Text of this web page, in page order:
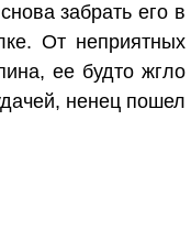
забрать его в
От неприятных
ее будто жгло
ненец пошел